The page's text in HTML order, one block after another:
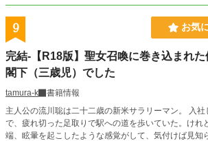
9 お気
完結-【R18版】聖女召喚に巻き込まれ
閣下（三歳児）でした
tamura-k
書籍情報
主人公の流川聡は二十二歳の新米サラリーマン。 入
で、疲れ切った足取りで駅への道を歩いていた。けれ
端、眩暈を起こしたような感覚がして、気付けば見知